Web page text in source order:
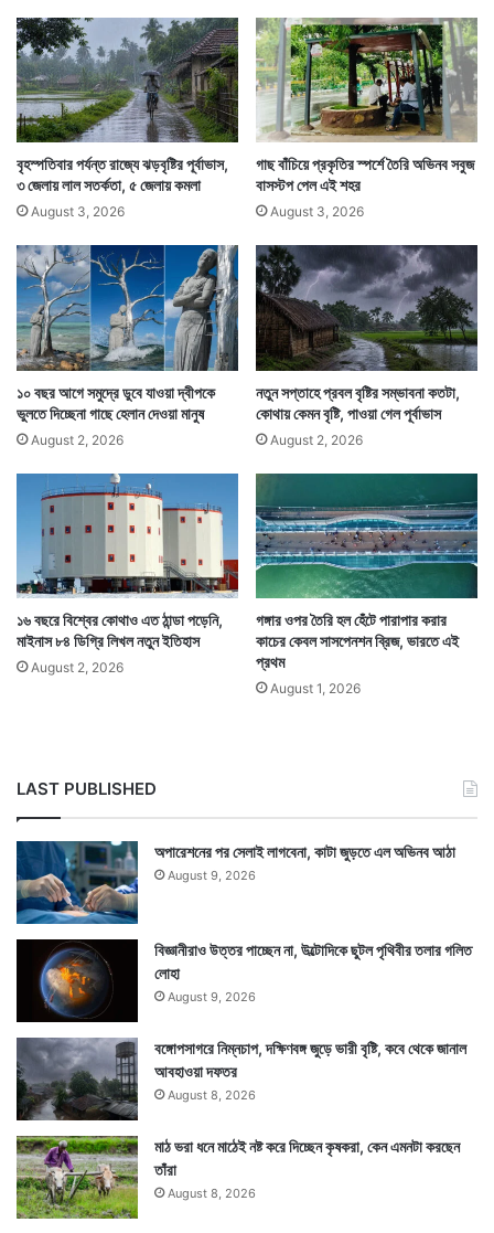
Tags National News Weather
বৃহস্পতিবার পর্যন্ত রাজ্যে ঝড়বৃষ্টির পূর্বাভাস,
৩ জেলায় লাল সতর্কতা, ৫ জেলায় কমলা
August 3, 2026
গাছ বাঁচিয়ে প্রকৃতির স্পর্শে তৈরি অভিনব সবুজ
বাসস্টপ পেল এই শহর
August 3, 2026
১০ বছর আগে সমুদ্রে ডুবে যাওয়া দ্বীপকে
ভুলতে দিচ্ছেনা গাছে হেলান দেওয়া মানুষ
August 2, 2026
নতুন সপ্তাহে প্রবল বৃষ্টির সম্ভাবনা কতটা,
কোথায় কেমন বৃষ্টি, পাওয়া গেল পূর্বাভাস
August 2, 2026
১৬ বছরে বিশ্বের কোথাও এত ঠান্ডা পড়েনি,
মাইনাস ৮৪ ডিগ্রি লিখল নতুন ইতিহাস
August 2, 2026
গঙ্গার ওপর তৈরি হল হেঁটে পারাপার করার
কাচের কেবল সাসপেনশন ব্রিজ, ভারতে এই
প্রথম
August 1, 2026
LAST PUBLISHED
অপারেশনের পর সেলাই লাগবেনা, কাটা জুড়তে এল অভিনব আঠা
August 9, 2026
বিজ্ঞানীরাও উত্তর পাচ্ছেন না, উল্টোদিকে ছুটল পৃথিবীর তলার গলিত
লোহা
August 9, 2026
বঙ্গোপসাগরে নিম্নচাপ, দক্ষিণবঙ্গ জুড়ে ভারী বৃষ্টি, কবে থেকে জানাল
আবহাওয়া দফতর
August 8, 2026
মাঠ ভরা ধনে মাঠেই নষ্ট করে দিচ্ছেন কৃষকরা, কেন এমনটা করছেন
তাঁরা
August 8, 2026